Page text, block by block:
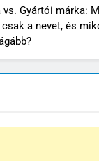
vs. Gyártói márka:
a nevet, és